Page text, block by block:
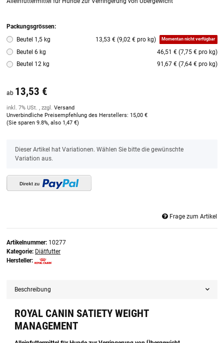
Packungsgrössen:
Beutel 1,5 kg
13,53 € (9,02 € pro kg) Momentan nicht verfügbar
Beutel 6 kg
46,51 € (7,75 € pro kg)
Beutel 12 kg
91,67 € (7,64 € pro kg)
ab 13,53 €
inkl. 7% USt. , zzgl. Versand
Unverbindliche Preisempfehlung des Herstellers: 15,00 €
(Sie sparen 9.8%, also 1,47 €)
x
Dieser Artikel hat Variationen. Wählen Sie bitte die gewünschte
Variation aus.
Frage zum Artikel
Artikelnummer: 10277
Kategorie: Diätfutter
Hersteller:
Beschreibung
ROYAL CANIN SATIETY WEIGHT
MANAGEMENT